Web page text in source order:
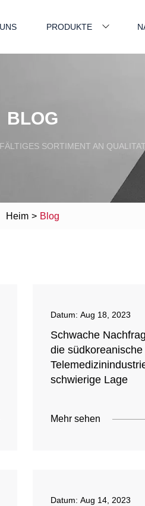
PRODUKTE
BLOG
SORTIMENT AN
Heim > Blog
Datum: Aug 18, 2023
Schwache
die südkoreanische
schwierige Lage
Mehr sehen
Datum: Aug 14, 2023